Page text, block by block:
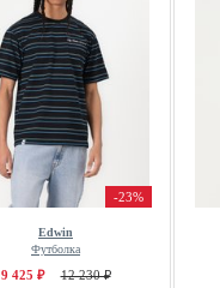
-23%
Edwin
Футболка
9 425 ₽ 12 230 ₽